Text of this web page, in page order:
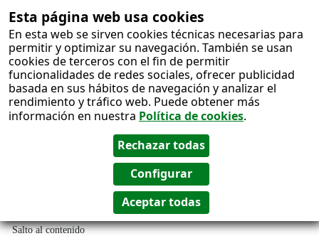
Esta página web usa cookies
En esta web se sirven cookies técnicas necesarias para
permitir y optimizar su navegación. También se usan
cookies de terceros con el fin de permitir
funcionalidades de redes sociales, ofrecer publicidad
basada en sus hábitos de navegación y analizar el
rendimiento y tráfico web. Puede obtener más
información en nuestra Política de cookies.
Salto al contenido